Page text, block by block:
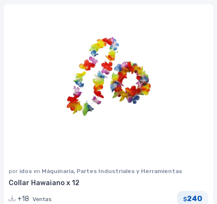
por idos en Máquinaria, Partes Industriales y Herramientas
Collar Hawaiano x 12
+18 Ventas $240